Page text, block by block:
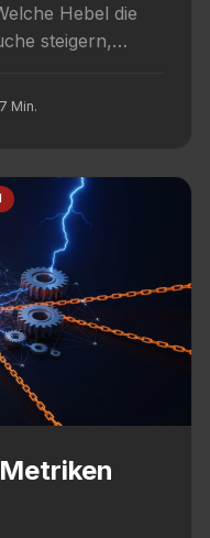
Hebel die
steigern,
7 Min.